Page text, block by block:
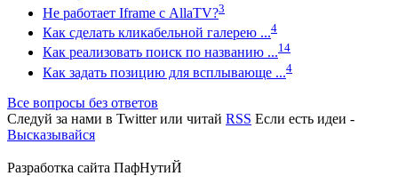
Не работает Iframe с AllaTV?3
Как сделать кликабельной галерею ...4
Как реализовать поиск по названию ...14
Как задать позицию для всплывающе ...4
Все вопросы без ответов
Следуй за нами в Twitterили читай RSS Если есть идеи -
Высказывайся
Разработка сайта ПафНутиЙ